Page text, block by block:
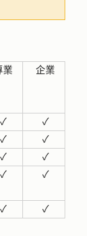
業 企業
✓
✓
✓
✓
✓
✓
✓ ✓
✓ ✓